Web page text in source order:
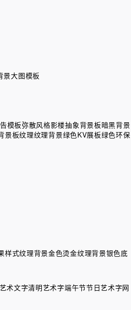
景大图模板
模板弥散风格影楼抽象背景板暗黑背景
景板纹理纹理背景绿色KV展板绿色环保
样式纹理背景金色烫金纹理背景银色底
术文字清明艺术字端午节节日艺术字网